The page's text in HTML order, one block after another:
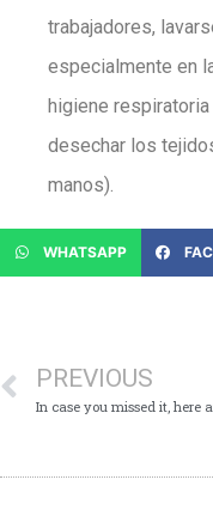
trabajadores,
especialmente en
higiene
desechar los
manos).
WHATSAPP
PREVIOUS